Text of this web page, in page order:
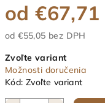
od€67,71
od€55,05 bez DPH
cena:
Zvoľte variant
Možnosti doručenia
Kód: Zvoľte variant